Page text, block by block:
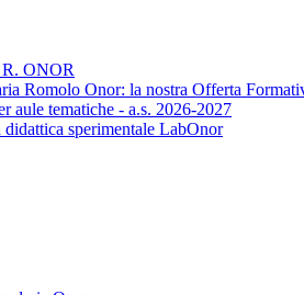
R. ONOR
Romolo Onor: la nostra Offerta
aule tematiche - a.s. 2026-2027
didattica sperimentale LabOnor